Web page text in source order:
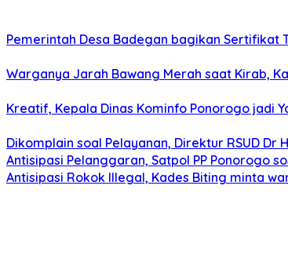
Pemerintah Desa Badegan bagikan Sertifikat
Warganya Jarah Bawang Merah saat Kirab,
Kreatif, Kepala Dinas Kominfo Ponorogo jadi
Dikomplain soal Pelayanan, Direktur RSUD Dr
Antisipasi Pelanggaran, Satpol PP Ponorogo
Antisipasi Rokok Illegal, Kades Biting minta